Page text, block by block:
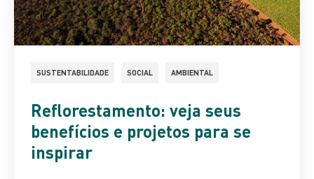
SUSTENTABILIDADE SOCIAL AMBIENTAL
Reflorestamento: veja seus
benefícios e projetos para se
inspirar